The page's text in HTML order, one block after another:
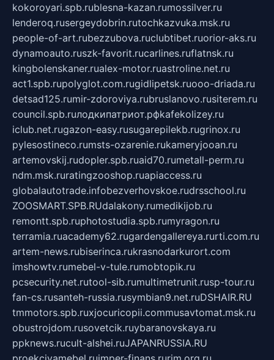
kokoroyari.spb.rublesna-kazan.rumossilver.ru
lenderoq.rusergeydobrin.rutochkazvuka.msk.ru
people-of-art.rubezzubova.ruclubtibet.ruorior-aks.ru
dynamoauto.ruszk-favorit.rucarlines.ruflatnsk.ru
kingbolenskaner.rualex-motor.ruastroline.net.ru
act1.spb.rupolyglot.com.rugidlipetsk.ruooo-driada.ru
detsad125.rumir-zdoroviya.rubruslanovo.rusiterem.ru
council.spb.ruлодкипатриот.рфkafekolizey.ru
iclub.net.rugazon-easy.rusugarepilekb.rugrinox.ru
pylesostineco.rumsts-ozarenie.rukameryjooan.ru
artemovskij.rudopler.spb.ruaid70.rumetall-perm.ru
ndm.msk.ruratingzooshop.ruapiaccess.ru
globalautotrade.infobezverhovskoe.rudrsschool.ru
ZOOSMART.SPB.RUdalakony.rumedikijob.ru
remontt.spb.ruphotostudia.spb.rumyragon.ru
terramia.ruacademy62.rugardengallereya.rurti.com.ru
artem-news.rubiserinca.rukrasnodarkurort.com
imshowtv.rumebel-v-tule.rumobtopik.ru
pcsecurity.net.rutool-sib.rumultimetrunit.rusp-tour.ru
fan-cs.rusanteh-russia.rusymbian9.net.ruDSHAIR.RU
tmmotors.spb.ruxjocuricopii.commusavtomat.msk.ru
obustrojdom.rusovetcik.ruybaranovskaya.ru
ppknews.rucult-alshei.ruJAPANRUSSIA.RU